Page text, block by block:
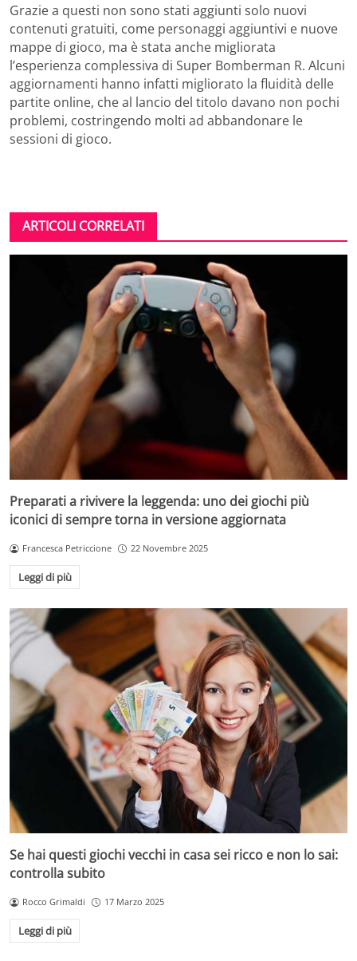
Grazie a questi non sono stati aggiunti solo nuovi
contenuti gratuiti, come personaggi aggiuntivi e nuove
mappe di gioco, ma è stata anche migliorata
l’esperienza complessiva di Super Bomberman R. Alcuni
aggiornamenti hanno infatti migliorato la fluidità delle
partite online, che al lancio del titolo davano non pochi
problemi, costringendo molti ad abbandonare le
sessioni di gioco.
ARTICOLI CORRELATI
Preparati a rivivere la leggenda: uno dei giochi più
iconici di sempre torna in versione aggiornata
Francesca Petriccione 22 Novembre 2025
Leggi di più
Se hai questi giochi vecchi in casa sei ricco e non lo sai:
controlla subito
Rocco Grimaldi 17 Marzo 2025
Leggi di più